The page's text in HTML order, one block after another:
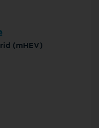
(mHEV)